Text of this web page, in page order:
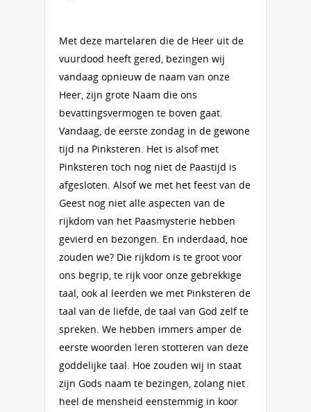
Met deze martelaren die de Heer uit de
vuurdood heeft gered, bezingen wij
vandaag opnieuw de naam van onze
Heer, zijn grote Naam die ons
bevattingsvermogen te boven gaat.
Vandaag, de eerste zondag in de gewone
tijd na Pinksteren. Het is alsof met
Pinksteren toch nog niet de Paastijd is
afgesloten. Alsof we met het feest van de
Geest nog niet alle aspecten van de
rijkdom van het Paasmysterie hebben
gevierd en bezongen. En inderdaad, hoe
zouden we? Die rijkdom is te groot voor
ons begrip, te rijk voor onze gebrekkige
taal, ook al leerden we met Pinksteren de
taal van de liefde, de taal van God zelf te
spreken. We hebben immers amper de
eerste woorden leren stotteren van deze
goddelijke taal. Hoe zouden wij in staat
zijn Gods naam te bezingen, zolang niet
heel de mensheid eenstemmig in koor